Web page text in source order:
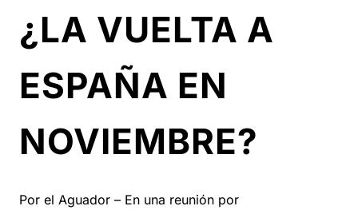
¿LA VUELTA A
ESPAÑA EN
NOVIEMBRE?
Por el Aguador – En una reunión por